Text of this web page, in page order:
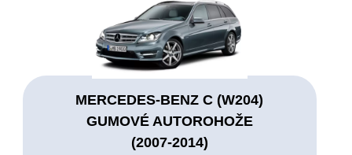
MERCEDES-BENZ C (W204)
GUMOVÉ AUTOROHOŽE
(2007-2014)